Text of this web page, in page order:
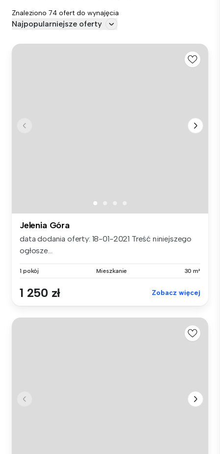
Znaleziono 74 ofert do wynajęcia
Najpopularniejsze oferty
Jelenia Góra
data dodania oferty: 18-01-2021 Treść niniejszego
ogłosze...
1 pokój Mieszkanie 30 m²
1 250 zł Zobacz więcej